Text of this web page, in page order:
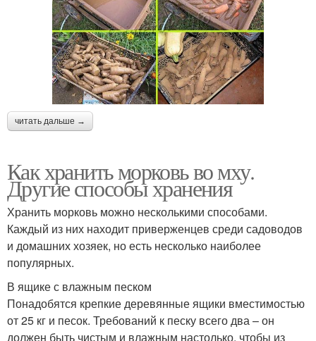
читать дальше →
Как хранить морковь во мху.
Другие способы хранения
Хранить морковь можно несколькими способами.
Каждый из них находит приверженцев среди садоводов
и домашних хозяек, но есть несколько наиболее
популярных.
В ящике с влажным песком
Понадобятся крепкие деревянные ящики вместимостью
от 25 кг и песок. Требований к песку всего два – он
должен быть чистым и влажным настолько, чтобы из